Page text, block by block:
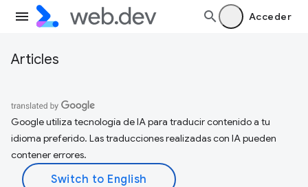
Acceder
Articles
Google utiliza tecnología de IA para traducir contenido a tu
idioma preferido. Las traducciones realizadas con IA pueden
contener errores.